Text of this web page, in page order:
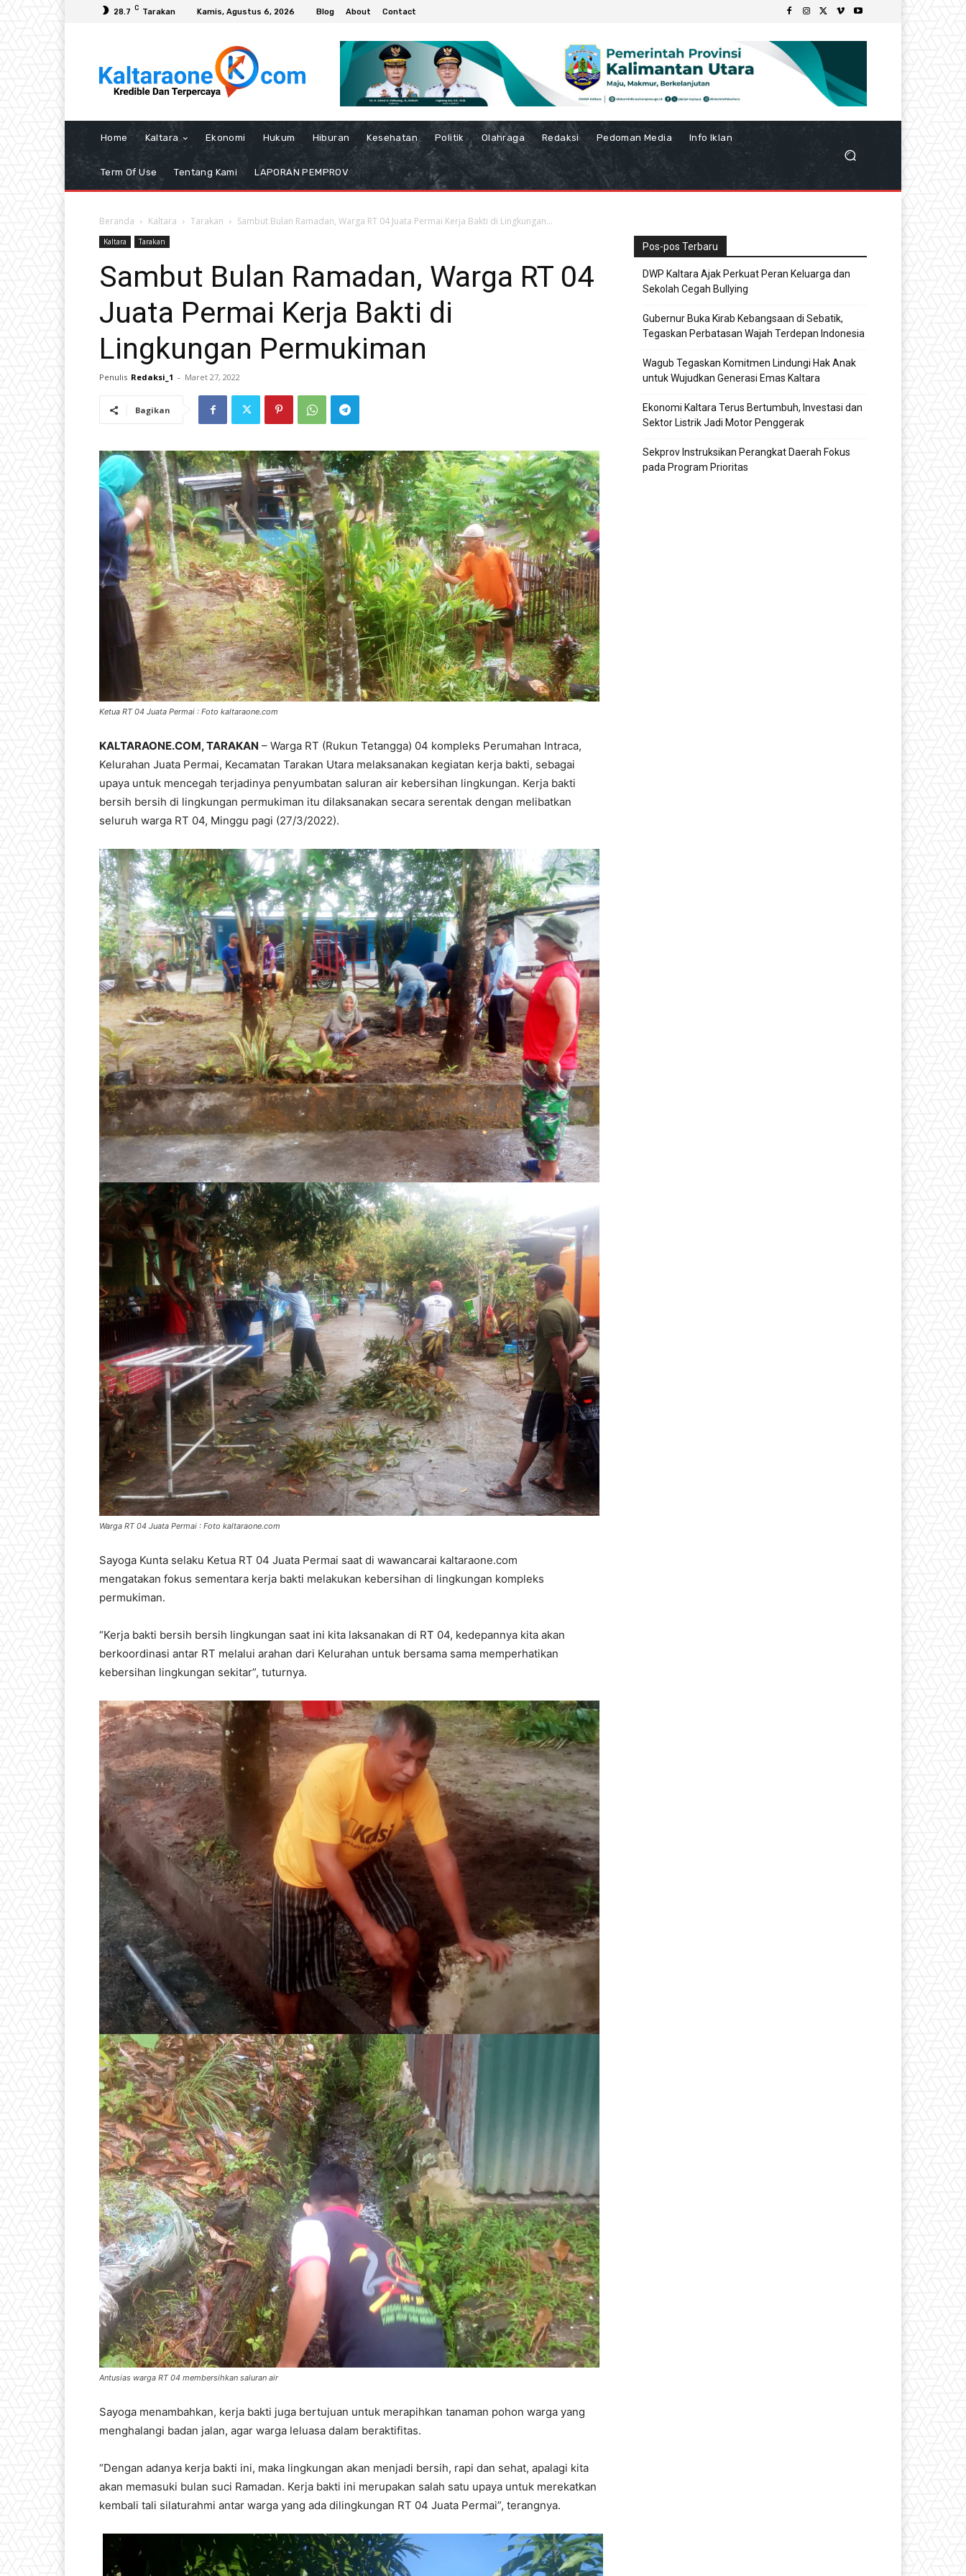
28.7 C Tarakan Kamis, Agustus 6, 2026 Blog About Contact
Home Kaltara Ekonomi Hukum Hiburan Kesehatan Politik Olahraga Redaksi Pedoman Media Info Iklan
Term Of Use Tentang Kami LAPORAN PEMPROV
Beranda Kaltara Tarakan Sambut Bulan Ramadan, Warga RT 04 Juata Permai Kerja Bakti di Lingkungan...
Kaltara Tarakan
Sambut Bulan Ramadan, Warga RT 04
Juata Permai Kerja Bakti di
Lingkungan Permukiman
Penulis Redaksi_1 - Maret 27, 2022
Bagikan
Ketua RT 04 Juata Permai : Foto kaltaraone.com
KALTARAONE.COM, TARAKAN – Warga RT (Rukun Tetangga) 04 kompleks Perumahan Intraca,
Kelurahan Juata Permai, Kecamatan Tarakan Utara melaksanakan kegiatan kerja bakti, sebagai
upaya untuk mencegah terjadinya penyumbatan saluran air kebersihan lingkungan. Kerja bakti
bersih bersih di lingkungan permukiman itu dilaksanakan secara serentak dengan melibatkan
seluruh warga RT 04, Minggu pagi (27/3/2022).
Warga RT 04 Juata Permai : Foto kaltaraone.com
Sayoga Kunta selaku Ketua RT 04 Juata Permai saat di wawancarai kaltaraone.com
mengatakan fokus sementara kerja bakti melakukan kebersihan di lingkungan kompleks
permukiman.
“Kerja bakti bersih bersih lingkungan saat ini kita laksanakan di RT 04, kedepannya kita akan
berkoordinasi antar RT melalui arahan dari Kelurahan untuk bersama sama memperhatikan
kebersihan lingkungan sekitar”, tuturnya.
Antusias warga RT 04 membersihkan saluran air
Sayoga menambahkan, kerja bakti juga bertujuan untuk merapihkan tanaman pohon warga yang
menghalangi badan jalan, agar warga leluasa dalam beraktifitas.
“Dengan adanya kerja bakti ini, maka lingkungan akan menjadi bersih, rapi dan sehat, apalagi kita
akan memasuki bulan suci Ramadan. Kerja bakti ini merupakan salah satu upaya untuk merekatkan
kembali tali silaturahmi antar warga yang ada dilingkungan RT 04 Juata Permai”, terangnya.
Pos-pos Terbaru
DWP Kaltara Ajak Perkuat Peran Keluarga dan
Sekolah Cegah Bullying
Gubernur Buka Kirab Kebangsaan di Sebatik,
Tegaskan Perbatasan Wajah Terdepan Indonesia
Wagub Tegaskan Komitmen Lindungi Hak Anak
untuk Wujudkan Generasi Emas Kaltara
Ekonomi Kaltara Terus Bertumbuh, Investasi dan
Sektor Listrik Jadi Motor Penggerak
Sekprov Instruksikan Perangkat Daerah Fokus
pada Program Prioritas